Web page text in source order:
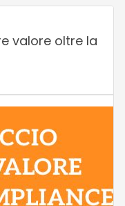
valore oltre la